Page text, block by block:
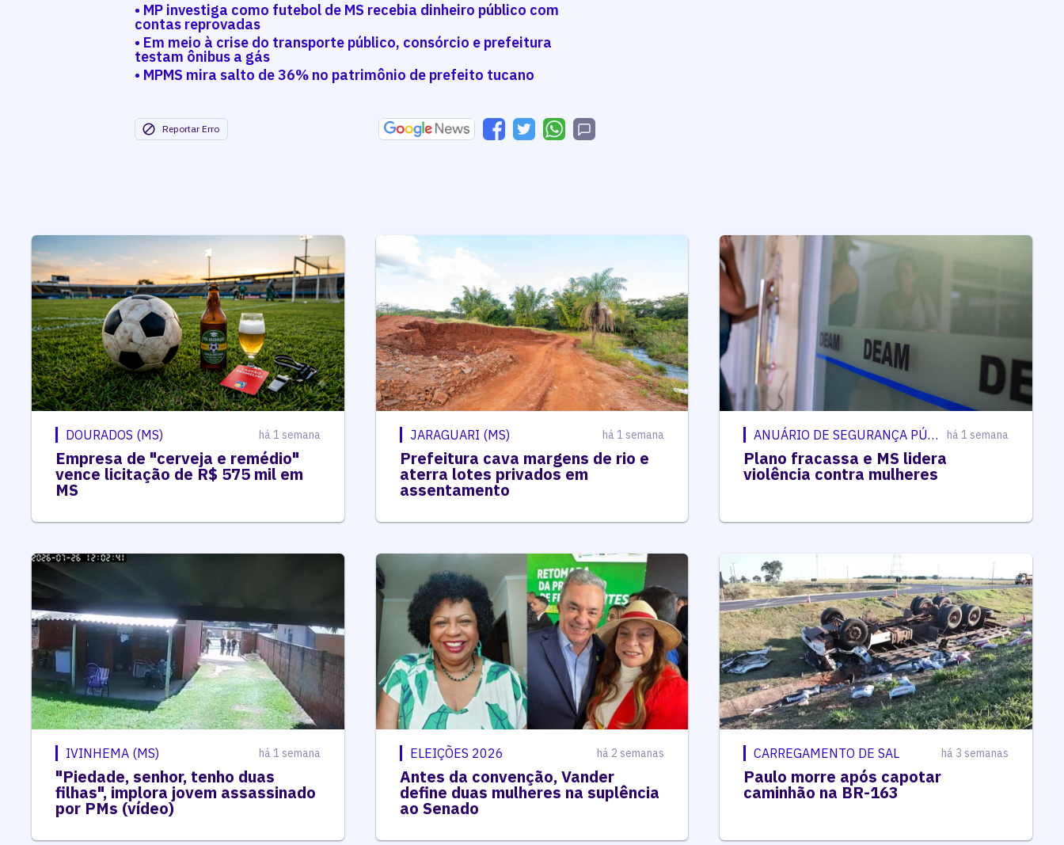
• MP investiga como futebol de MS recebia dinheiro público com
contas reprovadas
• Em meio à crise do transporte público, consórcio e prefeitura
testam ônibus a gás
• MPMS mira salto de 36% no patrimônio de prefeito tucano
Reportar Erro
DOURADOS (MS) há 1 semana
Empresa de "cerveja e remédio"
vence licitação de R$ 575 mil em
MS
JARAGUARI (MS) há 1 semana
Prefeitura cava margens de rio e
aterra lotes privados em
assentamento
ANUÁRIO DE SEGURANÇA PÚBLICA há 1 semana
Plano fracassa e MS lidera
violência contra mulheres
IVINHEMA (MS) há 1 semana
"Piedade, senhor, tenho duas
filhas", implora jovem assassinado
por PMs (vídeo)
ELEIÇÕES 2026 há 2 semanas
Antes da convenção, Vander
define duas mulheres na suplência
ao Senado
CARREGAMENTO DE SAL há 3 semanas
Paulo morre após capotar
caminhão na BR-163